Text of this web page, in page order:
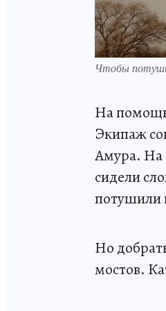
Чтобы
На
Экипаж
Амура. На
сидели
потушили
Но
мостов.